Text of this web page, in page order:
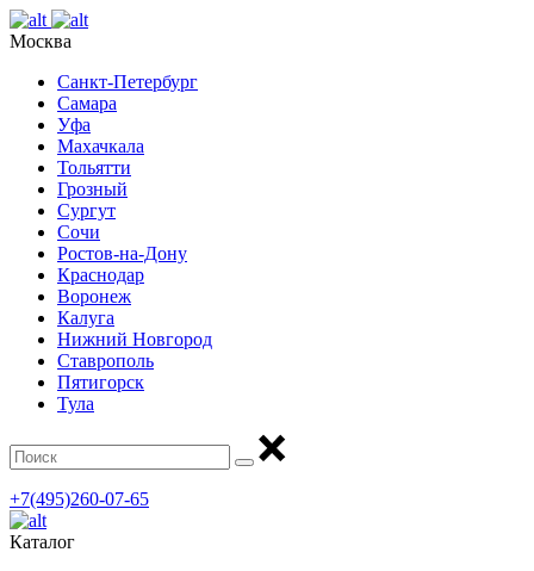
Москва
Санкт-Петербург
Самара
Уфа
Махачкала
Тольятти
Грозный
Сургут
Сочи
Ростов-на-Дону
Краснодар
Воронеж
Калуга
Нижний Новгород
Ставрополь
Пятигорск
Тула
+7(495)260-07-65
Каталог